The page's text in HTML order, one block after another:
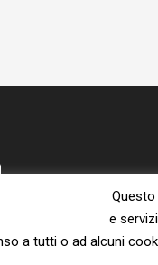
e
a tutti o ad alcuni